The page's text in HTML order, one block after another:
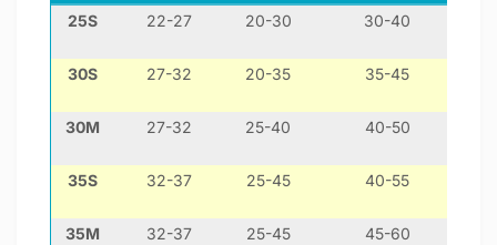
25S 22-27 20-30 30-40
30S 27-32 20-35 35-45
30M 27-32 25-40 40-50
35S 32-37 25-45 40-55
35M 32-37 25-45 45-60